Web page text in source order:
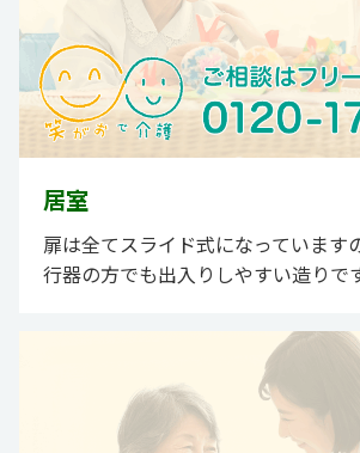
居室
扉は全てスライド式になっています
行器の方でも出入りしやすい造りです